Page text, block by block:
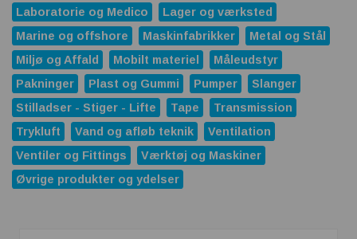
Laboratorie og Medico
Lager og værksted
Marine og offshore
Maskinfabrikker
Metal og Stål
Miljø og Affald
Mobilt materiel
Måleudstyr
Pakninger
Plast og Gummi Pumper
Slanger
Stilladser - Stiger - Lifte
Tape
Transmission
Trykluft
Vand og afløb teknik
Ventilation
Ventiler og Fittings
Værktøj og Maskiner
Øvrige produkter og ydelser